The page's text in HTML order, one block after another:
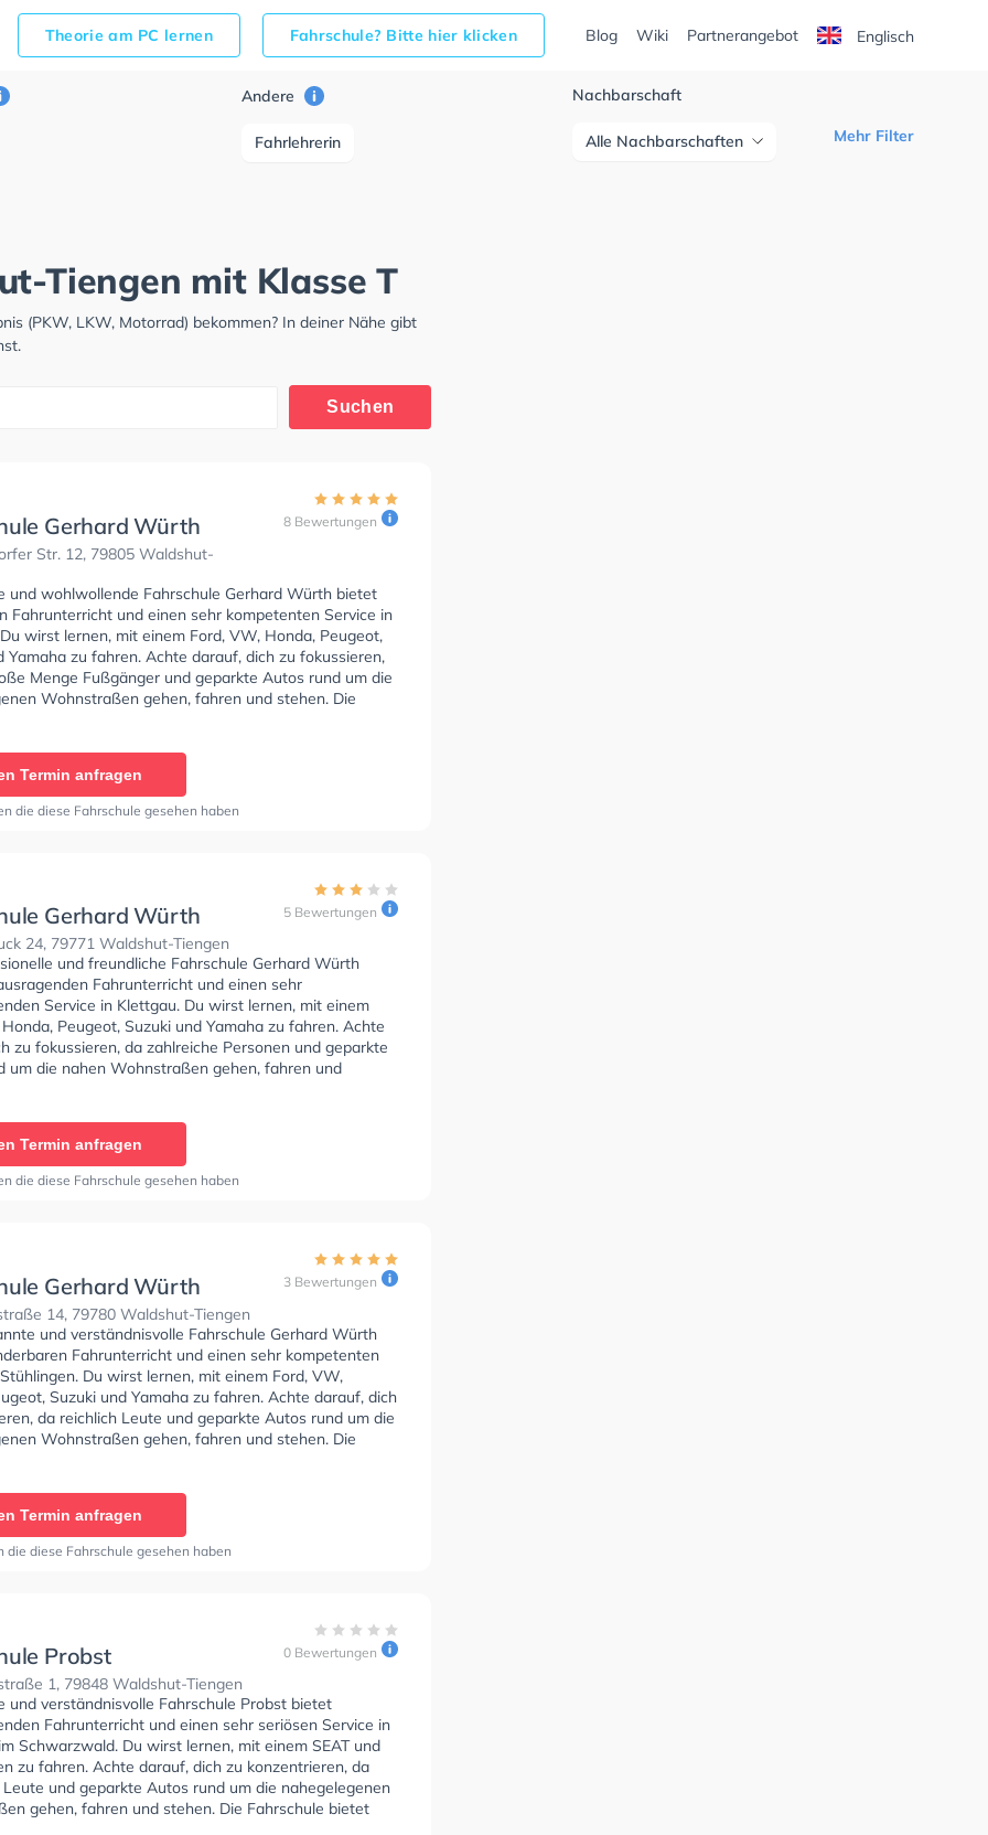
Theorie am PC lernen Fahrschule? Bitte hier klicken Blog Wiki Partnerangebot Englisch
Andere
Fahrlehrerin
Nachbarschaft
Alle Nachbarschaften Mehr Filter
Tiengen mit Klasse T
(PKW, LKW, Motorrad) bekommen? In deiner Nähe gibt
Suchen
Gerhard Würth
Str. 12, 79805 Waldshut-
8 Bewertungen
und wohlwollende Fahrschule Gerhard Würth bietet
Fahrunterricht und einen sehr kompetenten Service in
wirst lernen, mit einem Ford, VW, Honda, Peugeot,
Yamaha zu fahren. Achte darauf, dich zu fokussieren,
Menge Fußgänger und geparkte Autos rund um die
Wohnstraßen gehen, fahren und stehen. Die
bietet Perfekte Bedingungen um deine Klasse A1,
CE, Klasse L, Klasse T und Mofa -
zu erhalten. In der Fahrschule Gerhard Würth
einen Termin online anfragen.
Termin anfragen
die diese Fahrschule gesehen haben
Gerhard Würth
24, 79771 Waldshut-Tiengen
5 Bewertungen
und freundliche Fahrschule Gerhard Würth
Fahrunterricht und einen sehr
Service in Klettgau. Du wirst lernen, mit einem
Peugeot, Suzuki und Yamaha zu fahren. Achte
zu fokussieren, da zahlreiche Personen und geparkte
um die nahen Wohnstraßen gehen, fahren und
Fahrschule bietet Hervorragende Bedingungen um
Klasse C, Klasse CE, Klasse L, Klasse T und Mofa
zu erhalten. In der Fahrschule Gerhard Würth
einen Termin online anfragen.
Termin anfragen
die diese Fahrschule gesehen haben
Gerhard Würth
14, 79780 Waldshut-Tiengen
3 Bewertungen
und verständnisvolle Fahrschule Gerhard Würth
Fahrunterricht und einen sehr kompetenten
Du wirst lernen, mit einem Ford, VW,
Suzuki und Yamaha zu fahren. Achte darauf, dich
da reichlich Leute und geparkte Autos rund um die
Wohnstraßen gehen, fahren und stehen. Die
bietet Exzellente Bedingungen um deine Klasse A1,
CE, Klasse L, Klasse T und Mofa -
zu erhalten. In der Fahrschule Gerhard Würth
einen Termin online anfragen.
Termin anfragen
die diese Fahrschule gesehen haben
Probst
1, 79848 Waldshut-Tiengen
0 Bewertungen
und verständnisvolle Fahrschule Probst bietet
Fahrunterricht und einen sehr seriösen Service in
Schwarzwald. Du wirst lernen, mit einem SEAT und
zu fahren. Achte darauf, dich zu konzentrieren, da
und geparkte Autos rund um die nahegelegenen
gehen, fahren und stehen. Die Fahrschule bietet
Bedingungen um deine Klasse A1, Klasse B, Klasse A,